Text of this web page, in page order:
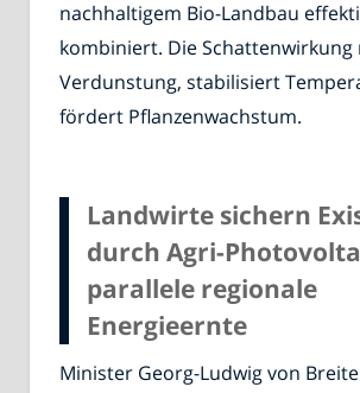
nachhaltigem Bio-Landbau
kombiniert. Die
Verdunstung, stabilisiert
fördert Pflanzenwachstum.
Landwirte sichern
durch Agri-
parallele regionale
Energieernte
Minister Georg-Ludwig von